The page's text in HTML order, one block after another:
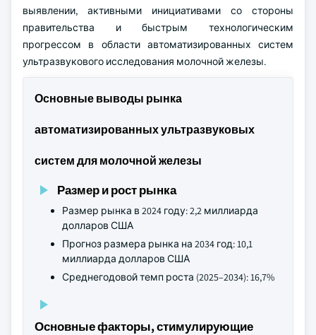
выявлении, активными инициативами со стороны
правительства и быстрым технологическим
прогрессом в области автоматизированных систем
ультразвукового исследования молочной железы.
Основные выводы рынка
автоматизированных ультразвуковых
систем для молочной железы
Размер и рост рынка
Размер рынка в 2024 году: 2,2 миллиарда
долларов США
Прогноз размера рынка на 2034 год: 10,1
миллиарда долларов США
Среднегодовой темп роста (2025–2034): 16,7%
Основные факторы, стимулирующие